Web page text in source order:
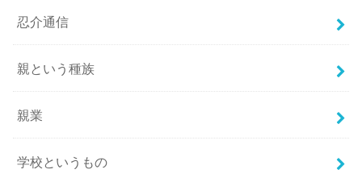
忍介通信
親という種族
親業
学校というもの